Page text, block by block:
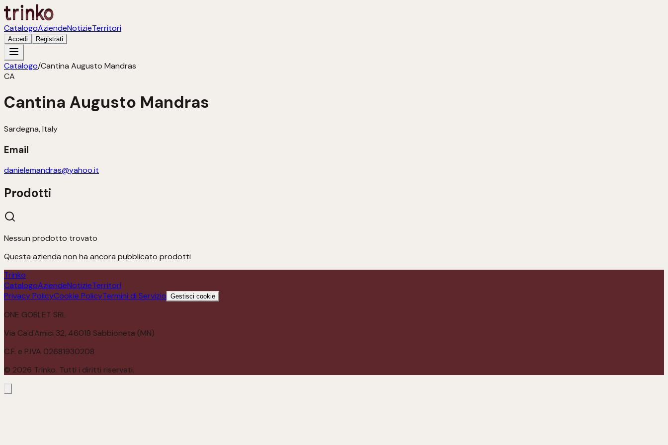
CatalogoAziendeNotizieTerritori
Accedi Registrati
Catalogo/Cantina Augusto Mandras
CA
Cantina Augusto Mandras
Sardegna, Italy
Email
danielemandras@yahoo.it
Prodotti
Nessun prodotto trovato
Questa azienda non ha ancora pubblicato prodotti
Trinko
CatalogoAziendeNotizieTerritori
Privacy PolicyCookie PolicyTermini di Servizio Gestisci cookie
ONE GOBLET SRL
Via Ca'd'Amici 32, 46018 Sabbioneta (MN)
C.F. e P.IVA 02681930208
© 2026 Trinko. Tutti i diritti riservati.